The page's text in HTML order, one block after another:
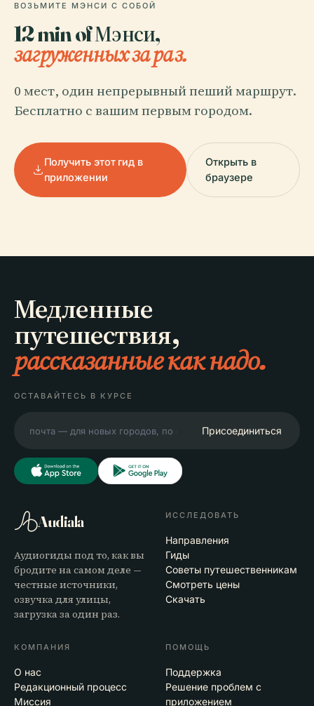
ВОЗЬМИТЕ МЭНСИ С СОБОЙ
12 min of Мэнси,
загруженных за раз.
0 мест, один непрерывный пеший маршрут.
Бесплатно с вашим первым городом.
Получить этот гид в
приложении
Открыть в
браузере
Медленные
путешествия,
рассказанные как надо.
ОСТАВАЙТЕСЬ В КУРСЕ
Присоединиться
Audiala
Аудиогиды под то, как вы
бродите на самом деле —
честные источники,
озвучка для улицы,
загрузка за один раз.
ИССЛЕДОВАТЬ
Направления
Гиды
Советы путешественникам
Смотреть цены
Скачать
КОМПАНИЯ
О нас
Редакционный процесс
Миссия
ПОМОЩЬ
Поддержка
Решение проблем с
приложением